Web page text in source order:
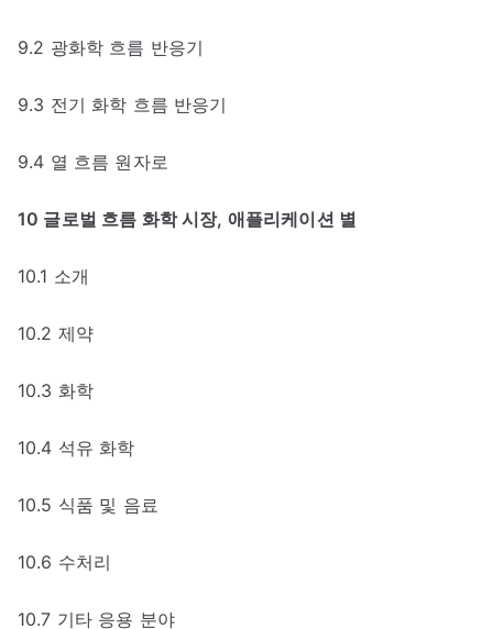
9.2 광화학 흐름 반응기
9.3 전기 화학 흐름 반응기
9.4 열 흐름 원자로
10 글로벌 흐름 화학 시장, 애플리케이션 별
10.1 소개
10.2 제약
10.3 화학
10.4 석유 화학
10.5 식품 및 음료
10.6 수처리
10.7 기타 응용 분야